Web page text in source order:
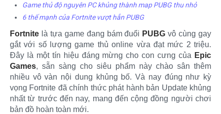
Game thủ độ nguyên PC khủng thành map PUBG thu nhỏ
6 thế mạnh của Fortnite vượt hẳn PUBG
Fortnite là tựa game đang bám đuổi PUBG vô cùng gay
gắt với số lượng game thủ online vừa đạt mức 2 triệu.
Đây là một tín hiệu đáng mừng cho con cưng của Epic
Games, sẵn sàng cho siêu phẩm này chào sân thêm
nhiều vô vàn nội dung khủng bố. Và nay đúng như kỳ
vọng Fortnite đã chính thức phát hành bản Update khủng
nhất từ trước đến nay, mang đến cộng đồng người chơi
bản đồ hoàn toàn mới.